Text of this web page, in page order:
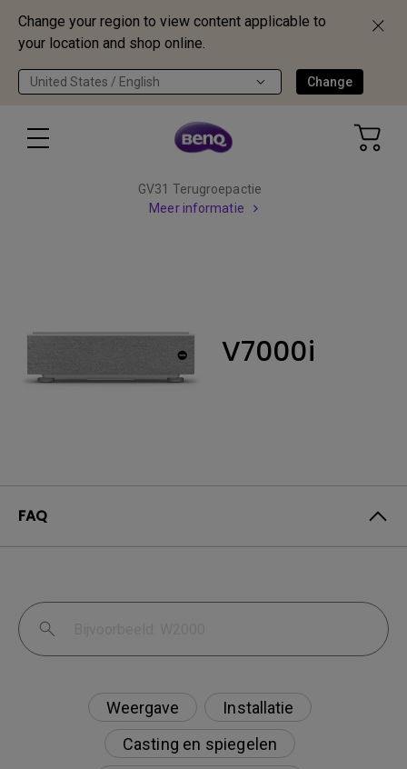
Change your region to view content applicable to
your location and shop online.
United States / English Change
GV31 Terugroepactie
Meer informatie
V7000i
FAQ
Weergave
Installatie
Casting en spiegelen